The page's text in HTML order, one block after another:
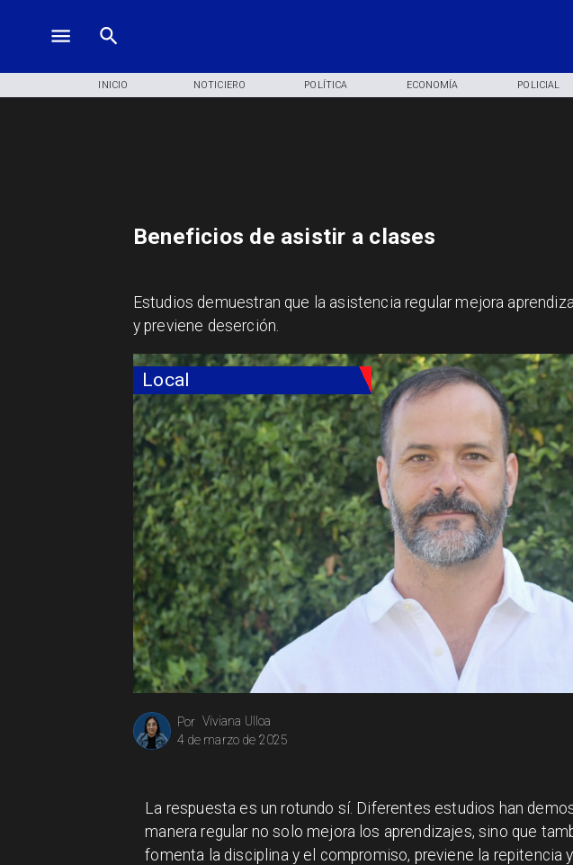
INICIO NOTICIERO POLÍTICA ECONOMÍA POLICIAL
Local
Viviana Ulloa
Por
4 de marzo de 2025
Beneficios de asistir a clases
Estudios demuestran que la asistencia regular mejora
y previene deserción.
La respuesta es un rotundo sí. Diferentes estudios han
manera regular no solo mejora los aprendizajes, sino que
fomenta la disciplina y el compromiso, previene la repitencia